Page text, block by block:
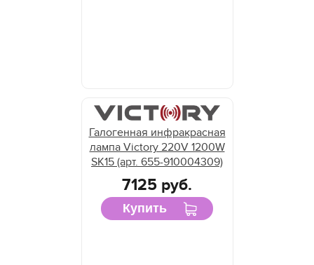
Галогенная инфракрасная
лампа Victory 220V 1200W
SK15 (арт. 655-910004309)
7125 руб.
Купить